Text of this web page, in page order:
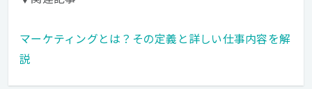
マーケティングとは？その定義と詳しい仕事内容を解
説